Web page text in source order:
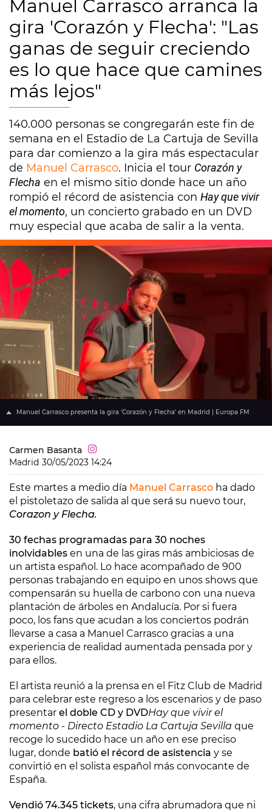
Manuel Carrasco arranca la
gira 'Corazón y Flecha': "Las
ganas de seguir creciendo
es lo que hace que camines
más lejos"
140.000 personas se congregarán este fin de
semana en el Estadio de La Cartuja de Sevilla
para dar comienzo a la gira más espectacular
de Manuel Carrasco. Inicia el tour Corazón y
Flecha en el mismo sitio donde hace un año
rompió el récord de asistencia con Hay que vivir
el momento, un concierto grabado en un DVD
muy especial que acaba de salir a la venta.
Manuel Carrasco presenta la gira 'Corazón y Flecha' en Madrid | Europa FM
Carmen Basanta
Madrid 30/05/2023 14:24
Este martes a medio día Manuel Carrasco ha dado
el pistoletazo de salida al que será su nuevo tour,
Corazon y Flecha.
30 fechas programadas para 30 noches
inolvidables en una de las giras más ambiciosas de
un artista español. Lo hace acompañado de 900
personas trabajando en equipo en unos shows que
compensarán su huella de carbono con una nueva
plantación de árboles en Andalucía. Por si fuera
poco, los fans que acudan a los conciertos podrán
llevarse a casa a Manuel Carrasco gracias a una
experiencia de realidad aumentada pensada por y
para ellos.
El artista reunió a la prensa en el Fitz Club de Madrid
para celebrar este regreso a los escenarios y de paso
presentar el doble CD y DVDHay que vivir el
momento - Directo Estadio La Cartuja Sevilla que
recoge lo sucedido hace un año en ese preciso
lugar, donde batió el récord de asistencia y se
convirtió en el solista español más convocante de
España.
Vendió 74.345 tickets, una cifra abrumadora que ni